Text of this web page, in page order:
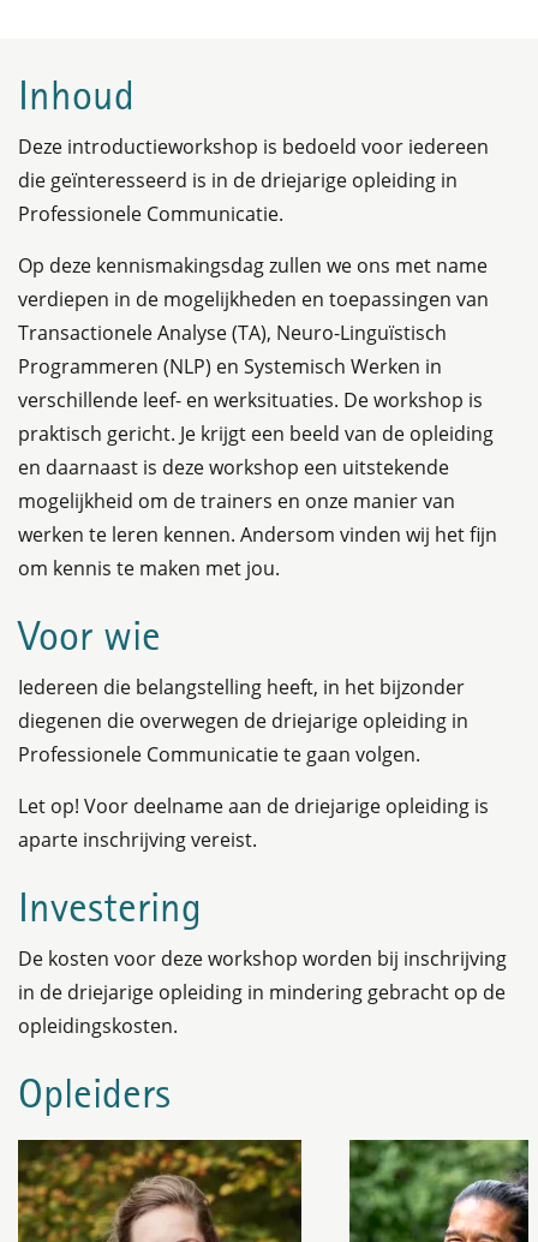
Inhoud
Deze introductieworkshop is bedoeld voor iedereen
die geïnteresseerd is in de driejarige opleiding in
Professionele Communicatie.
Op deze kennismakingsdag zullen we ons met name
verdiepen in de mogelijkheden en toepassingen van
Transactionele Analyse (TA), Neuro-Linguïstisch
Programmeren (NLP) en Systemisch Werken in
verschillende leef- en werksituaties. De workshop is
praktisch gericht. Je krijgt een beeld van de opleiding
en daarnaast is deze workshop een uitstekende
mogelijkheid om de trainers en onze manier van
werken te leren kennen. Andersom vinden wij het fijn
om kennis te maken met jou.
Voor wie
Iedereen die belangstelling heeft, in het bijzonder
diegenen die overwegen de driejarige opleiding in
Professionele Communicatie te gaan volgen.
Let op! Voor deelname aan de driejarige opleiding is
aparte inschrijving vereist.
Investering
De kosten voor deze workshop worden bij inschrijving
in de driejarige opleiding in mindering gebracht op de
opleidingskosten.
Opleiders